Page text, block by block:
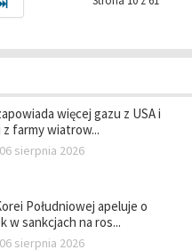
więcej gazu z USA i
farmy wiatrow...
06 sierpnia 2026
Południowej apeluje o
w sankcjach na ros...
06 sierpnia 2026